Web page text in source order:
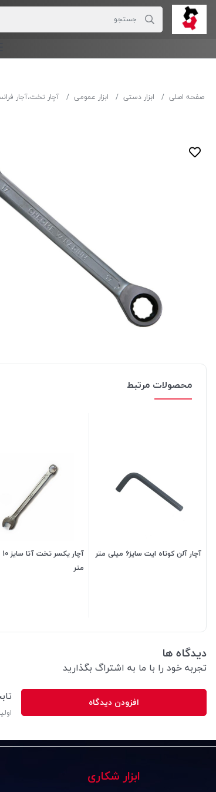
صفحه اصلی ابزار دستی ابزار عمومی آچار تخت،آجار
محصولات مرتبط
آچار آلن کوتاه ایت سایز6 میلی متر
متر
دیدگاه ها
تجربه خود را با ما به اشتراگ بگذارید
افزودن دیدگاه
ابزار شکاری